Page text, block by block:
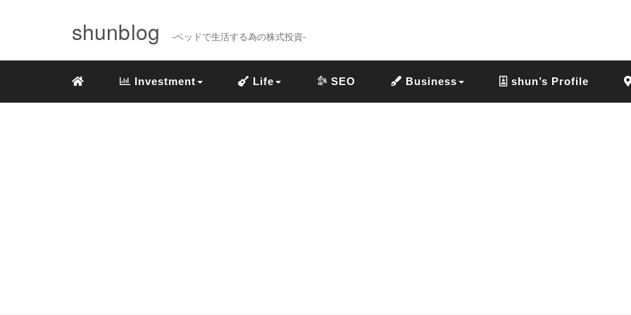
shunblog -ベッドで生活する為の株式投資-
Investment Life SEO Business shun’s Profile